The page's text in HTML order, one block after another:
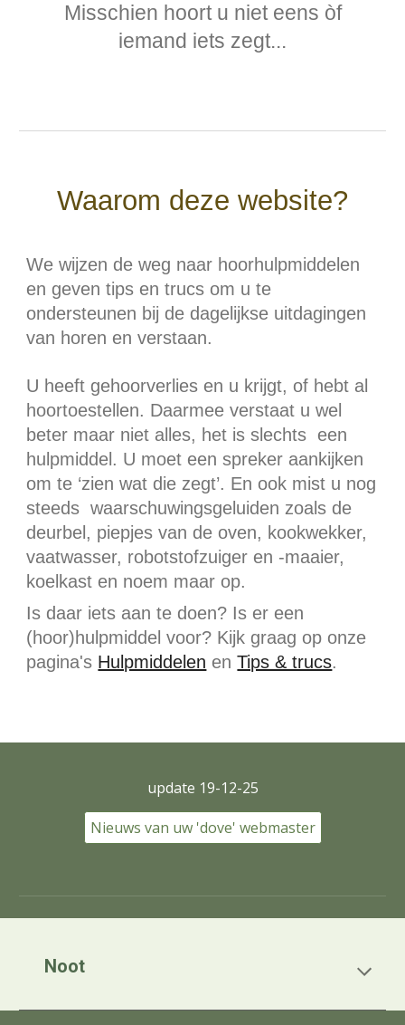
Misschien hoort u niet eens òf
iemand iets zegt...
Waarom deze website?
We wijzen de weg naar hoorhulpmiddelen
en geven tips en trucs om u te
ondersteunen bij de dagelijkse uitdagingen
van horen en verstaan.
U heeft gehoorverlies en u krijgt, of hebt al
hoortoestellen. Daarmee verstaat u wel
beter maar niet alles, het isslechts een
hulpmiddel. U moet een spreker aankijken
om te ‘zien wat die zegt’. En ook mist u nog
steeds waarschuwingsgeluiden zoals de
deurbel, piepjes van de oven, kookwekker,
vaatwasser, robotstofzuiger en -maaier,
koelkast en noem maar op.
Is daar iets aan te doen? Is er een
(hoor)hulpmiddel voor? Kijk graag op onze
pagina's Hulpmiddelen enTips & trucs.
update 19-12-25
Nieuws van uw 'dove' webmaster
Noot